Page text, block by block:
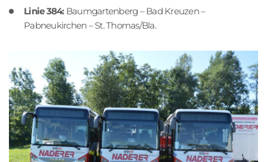
Linie 384:Baumgartenberg – Bad Kreuzen –
Pabneukirchen – St. Thomas/Bla.